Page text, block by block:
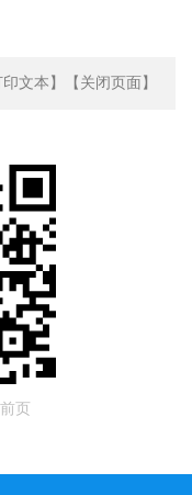
印文本】 【关闭页面】
页